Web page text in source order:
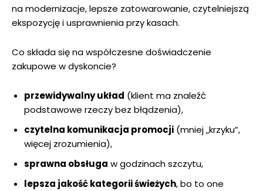
na modernizacje, lepsze zatowarowanie, czytelniejszą
ekspozycję i usprawnienia przy kasach.
Co składa się na współczesne doświadczenie
zakupowe w dyskoncie?
przewidywalny układ (klient ma znaleźć
podstawowe rzeczy bez błądzenia),
czytelna komunikacja promocji (mniej „krzyku”,
więcej zrozumienia),
sprawna obsługa w godzinach szczytu,
lepsza jakość kategorii świeżych, bo to one